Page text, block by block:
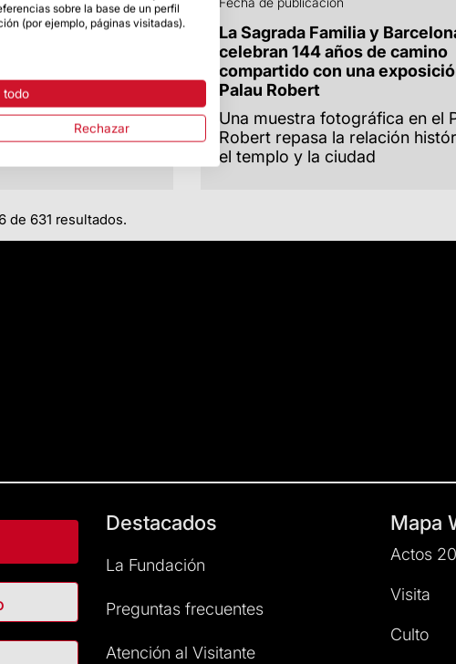
solemne en la
la agenda del
La Sagrada Familia y
celebran 144 años de camino
compartido con una
Palau Robert
Una muestra fotográfica en el
Robert repasa la relación
el templo y la ciudad
de 631 resultados.
Destacados
La Fundación
Preguntas frecuentes
Atención al Visitante
Mapa
Actos
Visita
Culto
sobre la base de un perfil
(por ejemplo, páginas visitadas).
todo
Rechazar